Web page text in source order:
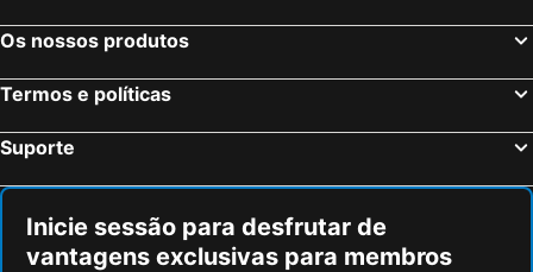
Os nossos produtos
Termos e políticas
Suporte
Inicie sessão para desfrutar de
vantagens exclusivas para membros